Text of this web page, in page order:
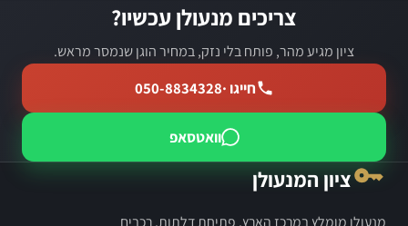
צריכים מנעולן עכשיו?
ציון מגיע מהר, פותח בלי נזק, במחיר הוגן שנמסר מראש.
חייגו ·050-8834328
וואטסאפ
ציון המנעולן
מנעולן מומלץ במרכז הארץ, פתיחת דלתות, רכבים